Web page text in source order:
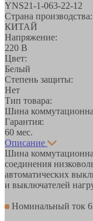
YNS21-1-063-22-12
Страна производства:
КИТАЙ
Напряжение:
220 В
Цвет:
Белый
Степень защиты:
Нет
Тип товара:
Шина
Гарантия:
60 мес.
Описание
Шина
соединения
автоматических
и выключателей
Номинальный ток